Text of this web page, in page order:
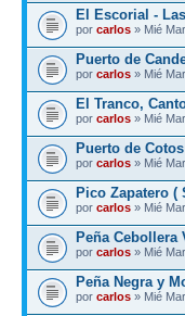
El Escorial -
por carlos » Mié
Puerto de
por carlos » Mié
El Tranco,
por carlos » Mié
Puerto de
por carlos » Mié
Pico Zapatero (
por carlos » Mié
Peña Cebollera
por carlos » Mié
Peña Negra y
por carlos » Mié